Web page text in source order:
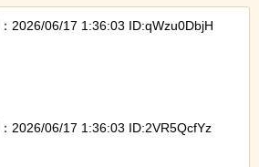
2026/06/17 1:36:03 ID:qWzu0DbjH
2026/06/17 1:36:03 ID:2VR5QcfYz